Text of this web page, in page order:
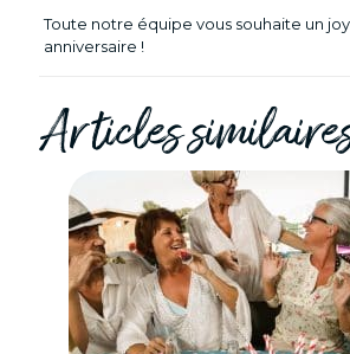
Toute notre équipe vous souhaite un
anniversaire !
Articles